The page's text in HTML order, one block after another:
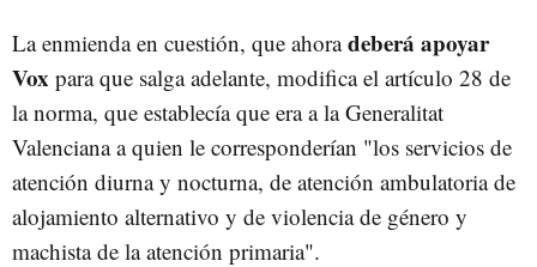
La enmienda en cuestión, que ahoradeberá apoyar
Vox para que salga adelante, modifica el artículo 28 de
la norma, que establecía que era a la Generalitat
Valenciana a quien le corresponderían "los servicios de
atención diurna y nocturna, de atención ambulatoria de
alojamiento alternativo y de violencia de género y
machista de la atención primaria".